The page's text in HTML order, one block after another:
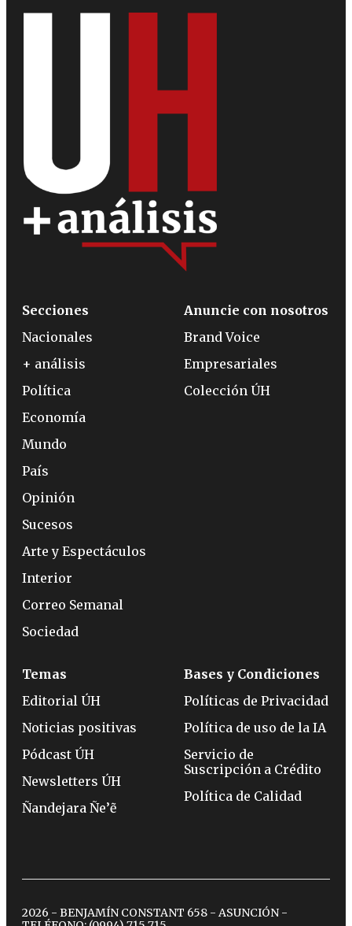
Secciones
Nacionales
+ análisis
Política
Economía
Mundo
País
Opinión
Sucesos
Arte y Espectáculos
Interior
Correo Semanal
Sociedad
Anuncie con nosotros
Brand Voice
Empresariales
Colección ÚH
Temas
Editorial ÚH
Noticias positivas
Pódcast ÚH
Newsletters ÚH
Ñandejara Ñe’ẽ
Bases y Condiciones
Políticas de Privacidad
Política de uso de la IA
Servicio de
Suscripción a Crédito
Política de Calidad
2026 - BENJAMÍN CONSTANT 658 - ASUNCIÓN -